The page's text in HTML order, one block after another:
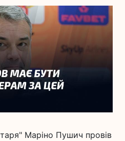
Маріно Пушич провів